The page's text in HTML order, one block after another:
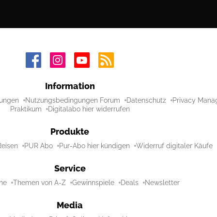
Information
Nutzungsbedingungen Forum Datenschutz
Privacy
Praktikum
Digitalabo hier widerrufen
Produkte
PUR Abo Pur-Abo hier kündigen Widerruf digitaler Käufe
Service
Themen von A-Z Gewinnspiele Deals Newsletter
Media